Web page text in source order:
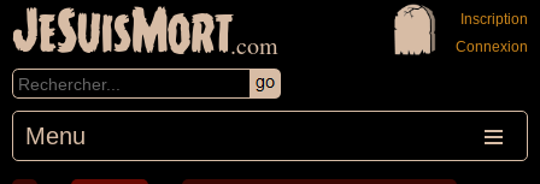
JeSuisMort.com
Menu
Inscription
Connexion